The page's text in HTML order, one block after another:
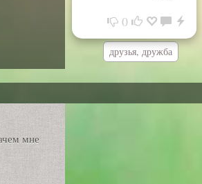
0
друзья, дружба
мне